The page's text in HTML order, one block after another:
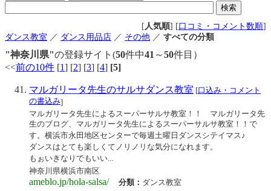
[ 人気順] [ 口コミ・コメント数順]
ダンス教室 ／ ダンス用品店 ／ その他 ／ すべての分類
"神奈川県"の登録サイト(50件中41 ～50件目）
<<前の10件 [1] [2] [3] [4] [5]
マルガリータ先生のサルサダンス教室 [口込み・コメント
の書込み]
マルガリータ先生によるスーパーサルサ教室！！ マルガリータ先
生のブログ、マルガリータ先生によるスーパーサルサ教室！！で
す。横浜市永田地区センターで毎週土曜日ダンスシテイマス♪
ダンスはとても楽しくてノリノリな気分になれます。
もぉいきなりでもいい...
神奈川県横浜市南区
ameblo.jp/hola-salsa/ 分類： ダンス教室